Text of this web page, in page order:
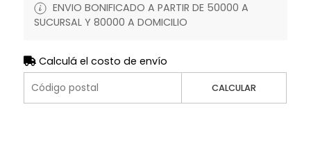
ENVIO BONIFICADO A PARTIR DE 50000 A
SUCURSAL Y 80000 A DOMICILIO
Calculá el costo de envío
CALCULAR